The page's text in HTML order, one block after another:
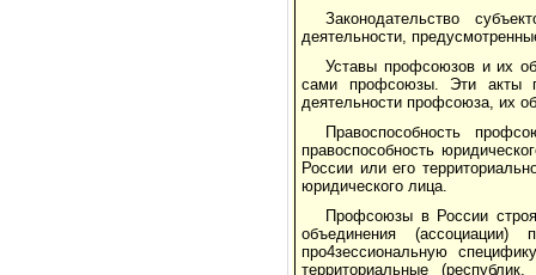
Законодательство
деятельности,
Уставы профсоюзов и их
сами профсоюзы. Эти акты
деятельности профсоюза, их
Правоспособность
правоспособность
России или его
юридического лица.
Профсоюзы в России
объединения
про4зессиональную
территориальные